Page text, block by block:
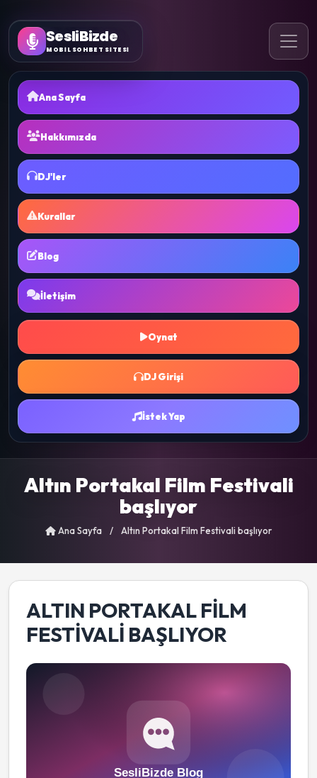
SesliBizde
MOBİL SOHBET SİTESİ
Ana Sayfa
Hakkımızda
DJ'ler
Kurallar
Blog
İletişim
Oynat
DJ Girişi
İstek Yap
Altın Portakal Film Festivali
başlıyor
Ana Sayfa / Altın Portakal Film Festivali başlıyor
ALTIN PORTAKAL FILM
FESTIVALI BAŞLIYOR